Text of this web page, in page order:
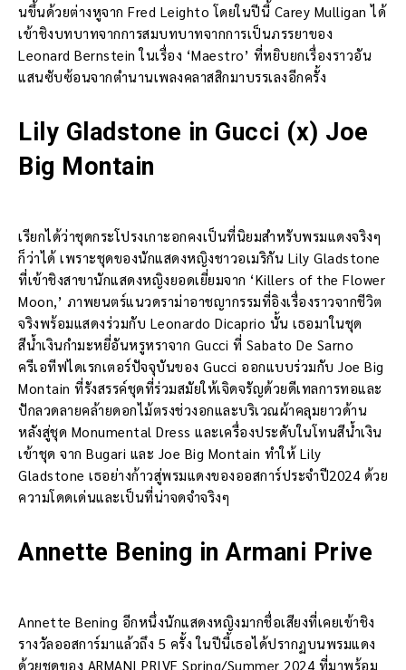
นขึ้นด้วยต่างหูจาก Fred Leighto โดยในปีนี้ Carey Mulligan ได้
เข้าชิงบทบาทจากการสมบทบาทจากการเป็นภรรยาของ
Leonard Bernstein ในเรื่อง ‘Maestro’ ที่หยิบยกเรื่องราวอัน
แสนซับซ้อนจากตำนานเพลงคลาสสิกมาบรรเลงอีกครั้ง
Lily Gladstone in Gucci (x) Joe
Big Montain
เรียกได้ว่าชุดกระโปรงเกาะอกคงเป็นที่นิยมสำหรับพรมแดงจริงๆ
ก็ว่าได้ เพราะชุดของนักแสดงหญิงชาวอเมริกัน Lily Gladstone
ที่เข้าชิงสาขานักแสดงหญิงยอดเยี่ยมจาก ‘Killers of the Flower
Moon,’ ภาพยนตร์แนวดราม่าอาชญากรรมที่อิงเรื่องราวจากชีวิต
จริงพร้อมแสดงร่วมกับ Leonardo Dicaprio นั้น เธอมาในชุด
สีน้ำเงินกำมะหยี่อันหรูหราจาก Gucci ที่ Sabato De Sarno
ครีเอทีฟไดเรกเตอร์ปัจจุบันของ Gucci ออกแบบร่วมกับ Joe Big
Montain ที่รังสรรค์ชุดที่ร่วมสมัยให้เจิดจรัญด้วยดีเทลการทอและ
ปักลวดลายคล้ายดอกไม้ตรงช่วงอกและบริเวณผ้าคลุมยาวด้าน
หลังสู่ชุด Monumental Dress และเครื่องประดับในโทนสีน้ำเงิน
เข้าชุด จาก Bugari และ Joe Big Montain ทำให้ Lily
Gladstone เธอย่างก้าวสู่พรมแดงของออสการ์ประจำปี2024 ด้วย
ความโดดเด่นและเป็นที่น่าจดจำจริงๆ
Annette Bening in Armani Prive
Annette Bening อีกหนึ่งนักแสดงหญิงมากชื่อเสียงที่เคยเข้าชิง
รางวัลออสการ์มาแล้วถึง 5 ครั้ง ในปีนี้เธอได้ปรากฏบนพรมแดง
ด้วยชุดของ ARMANI PRIVE Spring/Summer 2024 ที่มาพร้อม